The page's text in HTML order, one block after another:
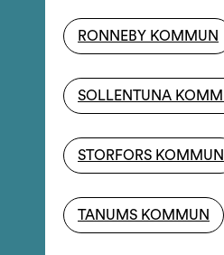
RONNEBY KOMMUN
SOLLENTUNA
STORFORS KOMMUN
TANUMS KOMMUN